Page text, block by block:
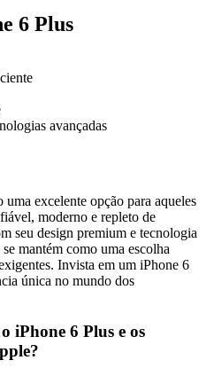
6 Plus
avançadas
excelente opção para aqueles
moderno e repleto de
seu design premium e tecnologia
mantém como uma escolha
Invista em um iPhone 6
única no mundo dos
iPhone 6 Plus e os